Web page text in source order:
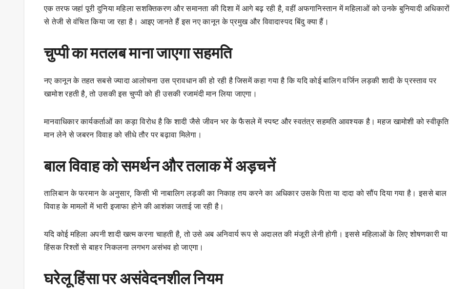
एक तरफ जहां पूरी दुनिया महिला सशक्तिकरण और समानता की दिशा में आगे बढ़ रही है, वहीं अफगानिस्तान में महिलाओं को उनके बुनियादी अधिकारों
से तेजी से वंचित किया जा रहा है। आइए जानते हैं इस नए कानून के प्रमुख और विवादास्पद बिंदु क्या हैं।
चुप्पी का मतलब माना जाएगा सहमति
नए कानून के तहत सबसे ज्यादा आलोचना उस प्रावधान की हो रही है जिसमें कहा गया है कि यदि कोई बालिग वर्जिन लड़की शादी के प्रस्ताव पर
खामोश रहती है, तो उसकी इस चुप्पी को ही उसकी रजामंदी मान लिया जाएगा।
मानवाधिकार कार्यकर्ताओं का कड़ा विरोध है कि शादी जैसे जीवन भर के फैसले में स्पष्ट और स्वतंत्र सहमति आवश्यक है। महज खामोशी को स्वीकृति
मान लेने से जबरन विवाह को सीधे तौर पर बढ़ावा मिलेगा।
बाल विवाह को समर्थन और तलाक में अड़चनें
तालिबान के फरमान के अनुसार, किसी भी नाबालिग लड़की का निकाह तय करने का अधिकार उसके पिता या दादा को सौंप दिया गया है। इससे बाल
विवाह के मामलों में भारी इजाफा होने की आशंका जताई जा रही है।
यदि कोई महिला अपनी शादी खत्म करना चाहती है, तो उसे अब अनिवार्य रूप से अदालत की मंजूरी लेनी होगी। इससे महिलाओं के लिए शोषणकारी या
हिंसक रिश्तों से बाहर निकलना लगभग असंभव हो जाएगा।
घरेलू हिंसा पर असंवेदनशील नियम